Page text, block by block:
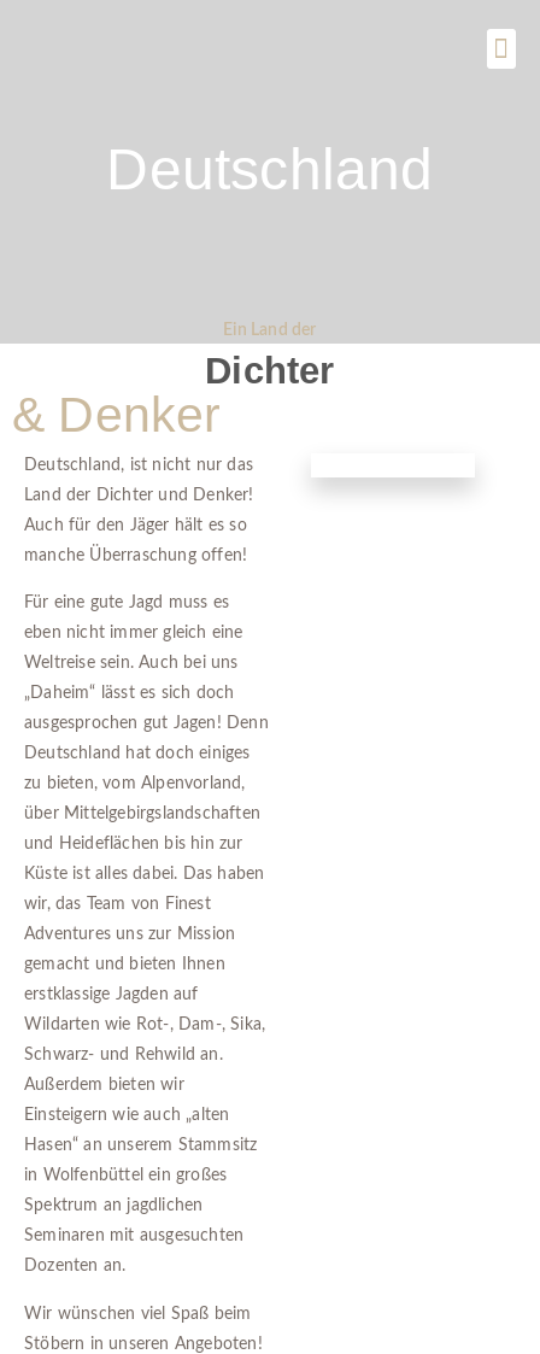
Deutschland
Ein Land der
Dichter
& Denker
Deutschland, ist nicht nur das
Land der Dichter und Denker!
Auch für den Jäger hält es so
manche Überraschung offen!
Für eine gute Jagd muss es
eben nicht immer gleich eine
Weltreise sein. Auch bei uns
„Daheim“ lässt es sich doch
ausgesprochen gut Jagen! Denn
Deutschland hat doch einiges
zu bieten, vom Alpenvorland,
über Mittelgebirgslandschaften
und Heideflächen bis hin zur
Küste ist alles dabei. Das haben
wir, das Team von Finest
Adventures uns zur Mission
gemacht und bieten Ihnen
erstklassige Jagden auf
Wildarten wie Rot-, Dam-, Sika,
Schwarz- und Rehwild an.
Außerdem bieten wir
Einsteigern wie auch „alten
Hasen“ an unserem Stammsitz
in Wolfenbüttel ein großes
Spektrum an jagdlichen
Seminaren mit ausgesuchten
Dozenten an.
Wir wünschen viel Spaß beim
Stöbern in unseren Angeboten!